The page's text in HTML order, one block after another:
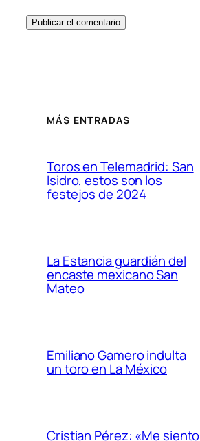
MÁS ENTRADAS
Toros en Telemadrid: San
Isidro, estos son los
festejos de 2024
La Estancia guardián del
encaste mexicano San
Mateo
Emiliano Gamero indulta
un toro en La México
Cristian Pérez: «Me siento